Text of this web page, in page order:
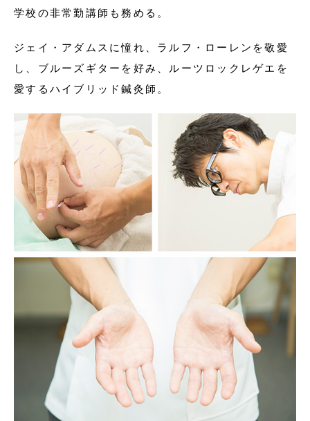
学校の非常勤講師も務める。
ジェイ・アダムスに憧れ、ラルフ・ローレンを敬愛
し、ブルーズギターを好み、ルーツロックレゲエを
愛するハイブリッド鍼灸師。